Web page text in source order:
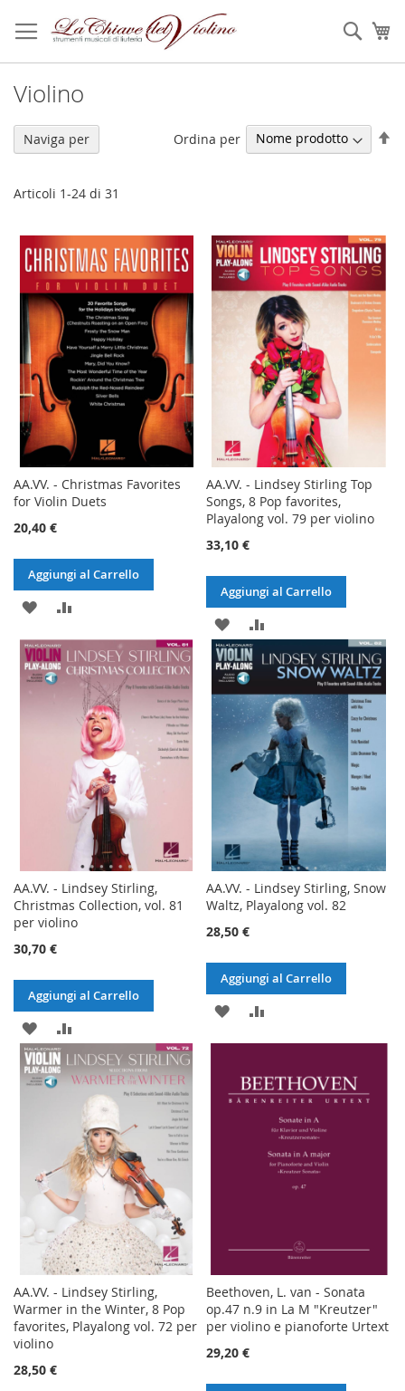
al
contenuto
Violino
Articoli 1-24 di 31
Ordina per
AA.VV. - Christmas Favorites
for Violin Duets
20,40 €
Aggiungi al Carrello
AGGIUNGI
ALLA
LISTA
DESIDERI
AL
CONFRONTO
AA.VV. - Lindsey Stirling Top
Songs, 8 Pop favorites,
Playalong vol. 79 per violino
33,10 €
Aggiungi al Carrello
AGGIUNGI
ALLA
LISTA
DESIDERI
AL
CONFRONTO
AA.VV. - Lindsey Stirling,
Christmas Collection, vol. 81
per violino
30,70 €
Aggiungi al Carrello
AGGIUNGI
ALLA
LISTA
DESIDERI
AL
CONFRONTO
AA.VV. - Lindsey Stirling, Snow
Waltz, Playalong vol. 82
28,50 €
Aggiungi al Carrello
AGGIUNGI
ALLA
LISTA
DESIDERI
AL
CONFRONTO
AA.VV. - Lindsey Stirling,
Warmer in the Winter, 8 Pop
favorites, Playalong vol. 72 per
violino
28,50 €
Beethoven, L. van - Sonata
op.47 n.9 in La M "Kreutzer"
per violino e pianoforte Urtext
29,20 €
Naviga per